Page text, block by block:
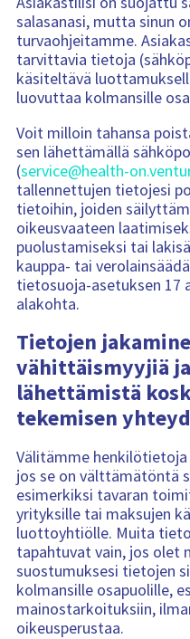
salasanasi, mutta sinun
turvaohjeitamme.
tarvittavia tietoja
käsiteltävä
luovuttaa kolmansille
Voit milloin tahansa
sen lähettämällä
(service@health-
tallennettujen tietojesi
tietoihin, joiden
oikeusvaateen
puolustamiseksi tai
kauppa- tai
tietosuoja-asetuksen 17
alakohta.
Tietojen
vähittäismyyjiä
lähettämistä
tekemisen
Välitämme
jos se on välttämätöntä
esimerkiksi tavaran
yrityksille tai maksujen
luottoyhtiölle. Muita
tapahtuvat vain, jos olet
suostumuksesi tietojen
kolmansille osapuolille,
mainostarkoituksiin,
oikeusperustaa.